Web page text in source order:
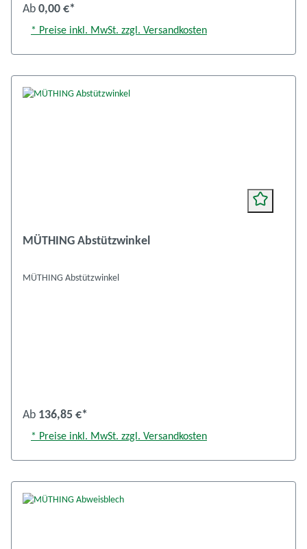
Ab 0,00 €*
* Preise inkl. MwSt. zzgl. Versandkosten
MÜTHING Abstützwinkel
MÜTHING Abstützwinkel
Ab 136,85 €*
* Preise inkl. MwSt. zzgl. Versandkosten